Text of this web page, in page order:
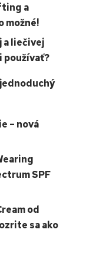
a
možné!
a liečivej
používať?
– nová
SPF
od
sa ako